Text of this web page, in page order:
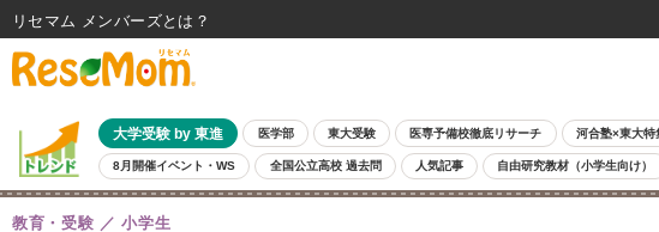
大学受験 by 東進 医学部 東大受験 医専予備校徹底リサーチ 河合塾×東大特
8月開催イベント・WS 全国公立高校 過去問 人気記事 自由研究教材（小学生向け）
教育・受験 小学生
リセマム メンバーズ